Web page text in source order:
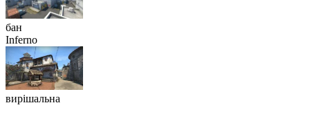
бан
Inferno
вирішальна